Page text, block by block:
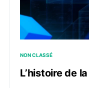
NON CLASSÉ
L’histoire de